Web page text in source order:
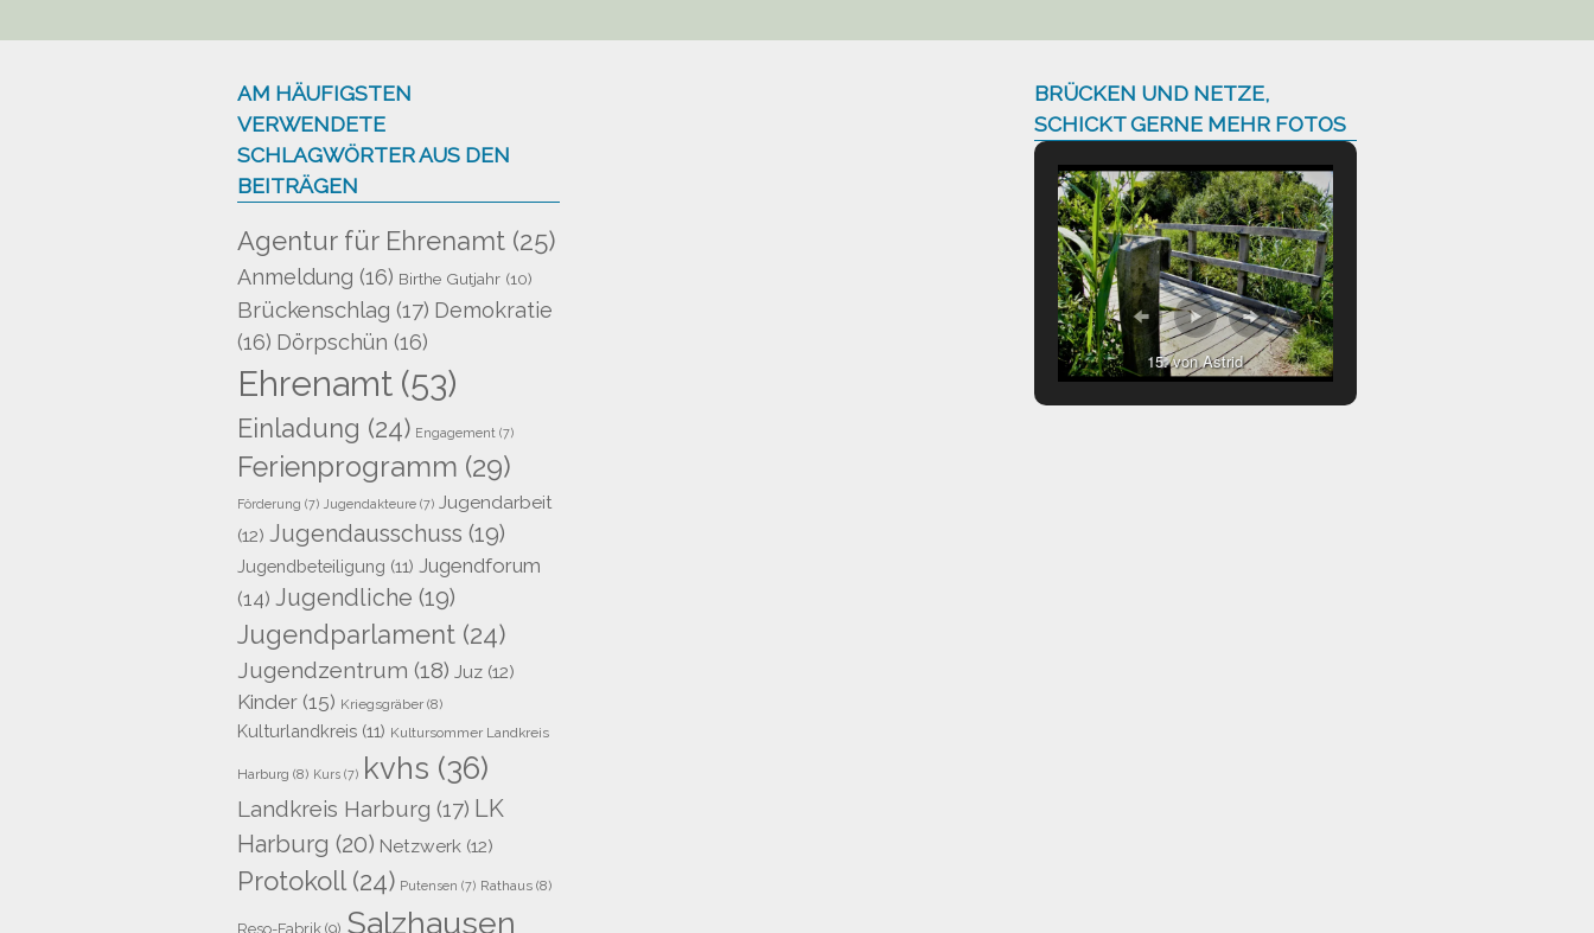
AM HÄUFIGSTEN
VERWENDETE
SCHLAGWÖRTER AUS DEN
BEITRÄGEN
Agentur für Ehrenamt (25)
Anmeldung (16) Birthe Gutjahr (10)
Brückenschlag (17) Demokratie
(16) Dörpschün (16)
Ehrenamt (53)
Einladung (24) Engagement (7)
Ferienprogramm (29)
Förderung (7) Jugendakteure (7) Jugendarbeit
(12) Jugendausschuss (19)
Jugendbeteiligung (11) Jugendforum
(14) Jugendliche (19)
Jugendparlament (24)
Jugendzentrum (18) Juz (12)
Kinder (15) Kriegsgräber (8)
Kulturlandkreis (11) Kultursommer Landkreis
Harburg (8) Kurs (7) kvhs (36)
Landkreis Harburg (17) LK
Harburg (20) Netzwerk (12)
Protokoll(24) Putensen (7) Rathaus (8)
Reso-Fabrik (9) Salzhausen
BRÜCKEN UND NETZE,
SCHICKT GERNE MEHR FOTOS
15. von Astrid